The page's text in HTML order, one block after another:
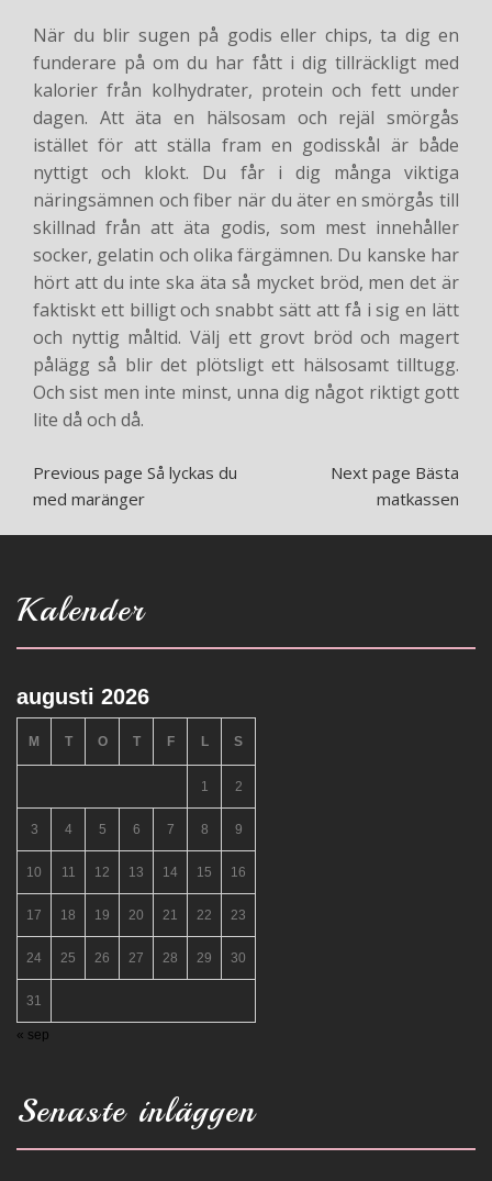
När du blir sugen på godis eller chips, ta dig en
funderare på om du har fått i dig tillräckligt med
kalorier från kolhydrater, protein och fett under
dagen. Att äta en hälsosam och rejäl smörgås
istället för att ställa fram en godisskål är både
nyttigt och klokt. Du får i dig många viktiga
näringsämnen och fiber när du äter en smörgås till
skillnad från att äta godis, som mest innehåller
socker, gelatin och olika färgämnen. Du kanske har
hört att du inte ska äta så mycket bröd, men det är
faktiskt ett billigt och snabbt sätt att få i sig en lätt
och nyttig måltid. Välj ett grovt bröd och magert
pålägg så blir det plötsligt ett hälsosamt tilltugg.
Och sist men inte minst, unna dig något riktigt gott
lite då och då.
Previous page Så lyckas du
med maränger
Next page Bästa
matkassen
Kalender
augusti 2026
M T O T F L S
1 2
3 4 5 6 7 8 9
10 11 12 13 14 15 16
17 18 19 20 21 22 23
24 25 26 27 28 29 30
31
« sep
Senaste inläggen